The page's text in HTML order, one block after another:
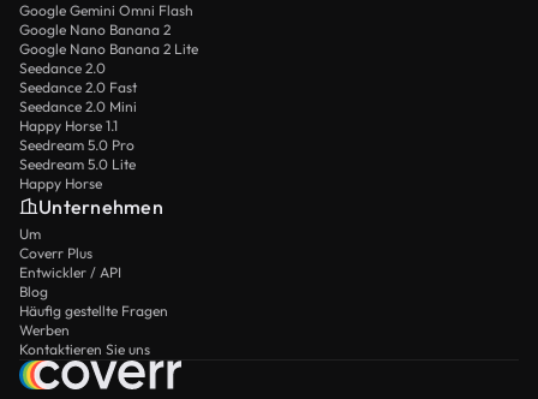
Google Gemini Omni Flash
Google Nano Banana 2
Google Nano Banana 2 Lite
Seedance 2.0
Seedance 2.0 Fast
Seedance 2.0 Mini
Happy Horse 1.1
Seedream 5.0 Pro
Seedream 5.0 Lite
Happy Horse
Unternehmen
Um
Coverr Plus
Entwickler / API
Blog
Häufig gestellte Fragen
Werben
Kontaktieren Sie uns